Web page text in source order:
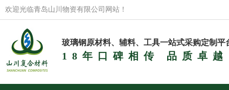
欢迎光临青岛山川物资有限公司网站！
玻璃钢原材料、辅料、工具一站式采购定制平
18年口碑相传 品质卓越